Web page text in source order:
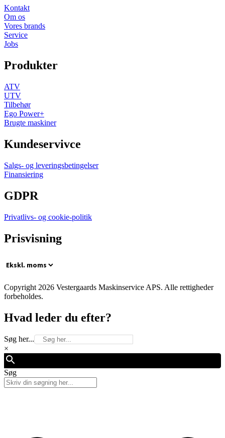
Kontakt
Om os
Vores brands
Service
Jobs
Produkter
ATV
UTV
Tilbehør
Ego Power+
Brugte maskiner
Kundeservivce
Salgs- og leveringsbetingelser
Finansiering
GDPR
Privatlivs- og cookie-politik
Prisvisning
Copyright 2026 Vestergaards Maskinservice APS. Alle rettigheder
forbeholdes.
Hvad leder du efter?
Søg her...
×
Søg